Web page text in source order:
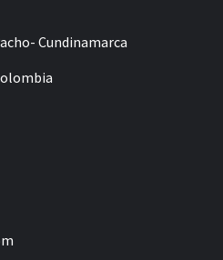
Cundinamarca